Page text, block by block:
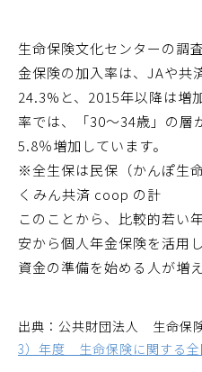
生命保険文化センターの調
金保険の加入率は、JAや
24.3%と、2015年以降は増
率では、「30～34歳」の層
5.8％増加しています。
※全生保は民保（かんぽ生
くみん共済 coop の計
このことから、比較的若い
安から個人年金保険を活用
資金の準備を始める人が増
出典：公共財団法人 生命保
3）年度 生命保険に関する全